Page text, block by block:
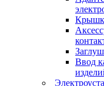
Ввод